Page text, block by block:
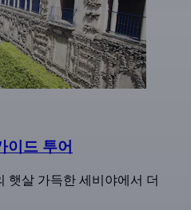
이드 투어
햇살 가득한 세비야에서 더